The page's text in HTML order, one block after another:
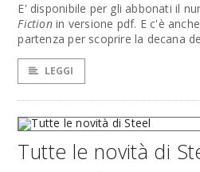
E' disponibile per gli abbonati il
Fictionin versione pdf. E c'è
partenza per scoprire la decana
LEGGI
Tutte le novità di